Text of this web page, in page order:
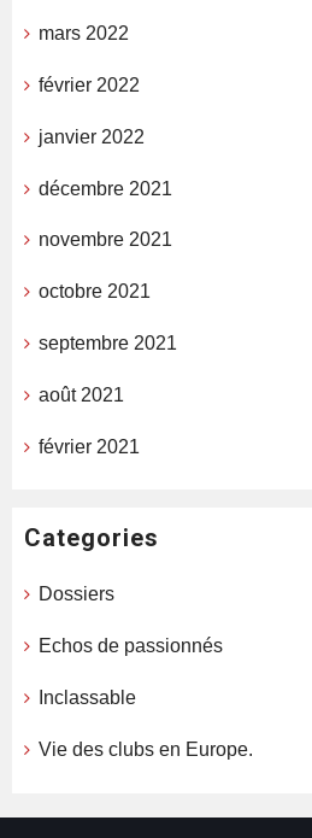
mars 2022
février 2022
janvier 2022
décembre 2021
novembre 2021
octobre 2021
septembre 2021
août 2021
février 2021
Categories
Dossiers
Echos de passionnés
Inclassable
Vie des clubs en Europe.